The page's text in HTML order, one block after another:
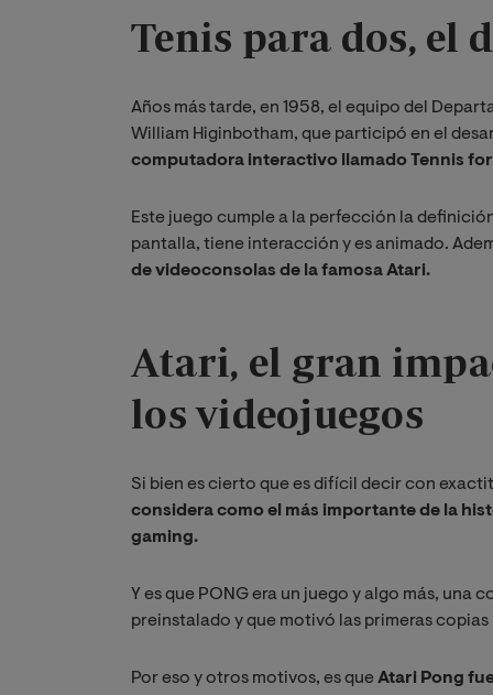
Tenis para dos, el
Años más tarde, en 1958, el equipo del
William Higinbotham, que participó en el
computadora interactivo llamado Tennis for
Este juego cumple a la perfección la
pantalla, tiene interacción y es animado.
de videoconsolas de la famosa Atari.
Atari, el gran
los videojuegos
Si bien es cierto que es difícil decir con
considera como el más importante de la
gaming.
Y es que PONG era un juego y algo más,
preinstalado y que motivó las primeras
Por eso y otros motivos, es queAtari Pong